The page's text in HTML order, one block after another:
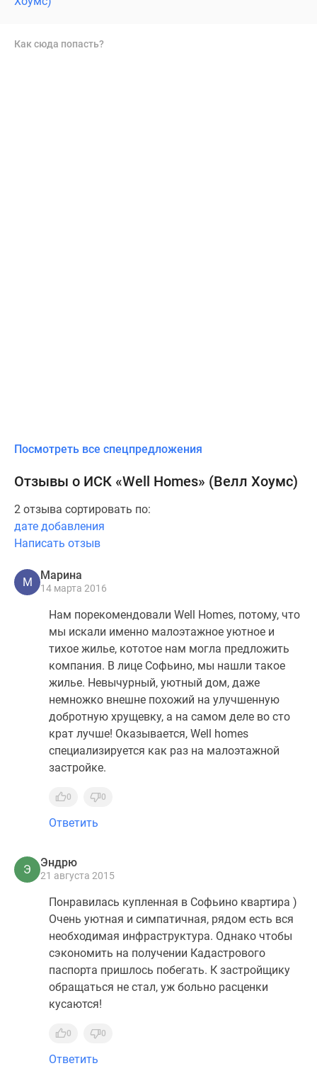
Как сюда попасть?
Посмотреть все спецпредложения
Отзывы о ИСК «Well Homes» (Велл Хоумс)
2 отзыва сортировать по:
дате добавления
Написать отзыв
М
Марина
14 марта 2016
Нам порекомендовали Well Homes, потому, что
мы искали именно малоэтажное уютное и
тихое жилье, кототое нам могла предложить
компания. В лице Софьино, мы нашли такое
жилье. Невычурный, уютный дом, даже
немножко внешне похожий на улучшенную
добротную хрущевку, а на самом деле во сто
крат лучше! Оказывается, Well homes
специализируется как раз на малоэтажной
застройке.
0 0
Ответить
Э
Эндрю
21 августа 2015
Понравилась купленная в Софьино квартира )
Очень уютная и симпатичная, рядом есть вся
необходимая инфраструктура. Однако чтобы
сэкономить на получении Кадастрового
паспорта пришлось побегать. К застройщику
обращаться не стал, уж больно расценки
кусаются!
0 0
Ответить